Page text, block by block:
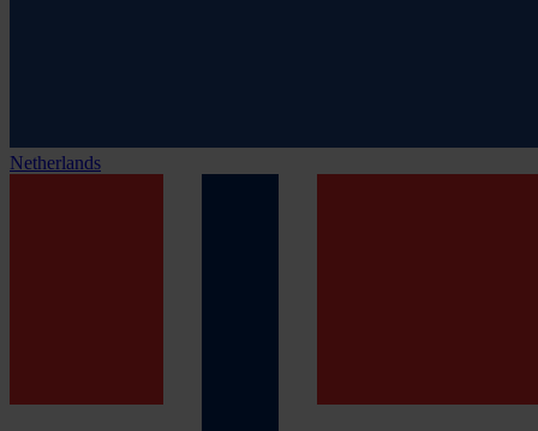
Netherlands